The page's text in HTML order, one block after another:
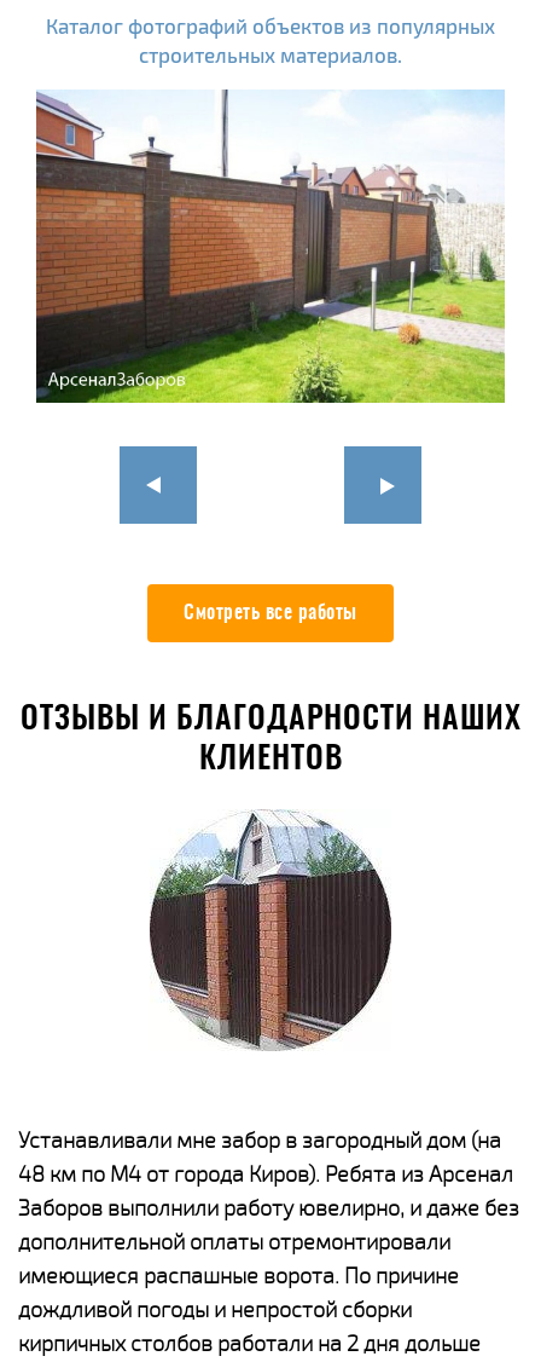
Каталог фотографий объектов из популярных
строительных материалов.
Смотреть все работы
ОТЗЫВЫ И БЛАГОДАРНОСТИ НАШИХ
КЛИЕНТОВ
Устанавливали мне забор в загородный дом (на
48 км по М4 от города Киров). Ребята из Арсенал
Заборов выполнили работу ювелирно, и даже без
дополнительной оплаты отремонтировали
имеющиеся распашные ворота. По причине
дождливой погоды и непростой сборки
кирпичных столбов работали на 2 дня дольше